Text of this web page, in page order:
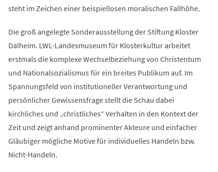
steht im Zeichen einer beispiellosen moralischen Fallhöhe.
Die groß angelegte Sonderausstellung der Stiftung Kloster
Dalheim. LWL-Landesmuseum für Klosterkultur arbeitet
erstmals die komplexe Wechselbeziehung von Christentum
und Nationalsozialismus für ein breites Publikum auf. Im
Spannungsfeld von institutioneller Verantwortung und
persönlicher Gewissensfrage stellt die Schau dabei
kirchliches und „christliches“ Verhalten in den Kontext der
Zeit und zeigt anhand prominenter Akteure und einfacher
Gläubiger mögliche Motive für individuelles Handeln bzw.
Nicht-Handeln.